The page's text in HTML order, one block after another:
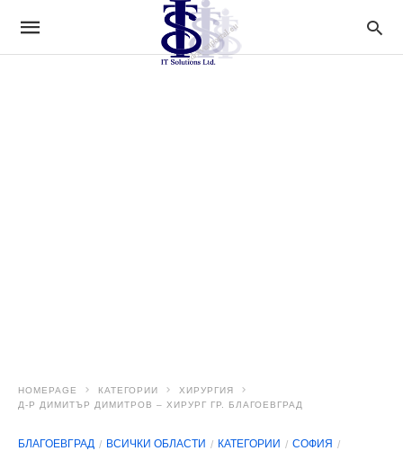
HOMEPAGE КАТЕГОРИИ
ХИРУРГИЯ
Д-Р ДИМИТЪР ДИМИТРОВ – ХИРУРГ ГР. БЛАГОЕВГРАД
БЛАГОЕВГРАД ВСИЧКИ ОБЛАСТИ КАТЕГОРИИ
СОФИЯ